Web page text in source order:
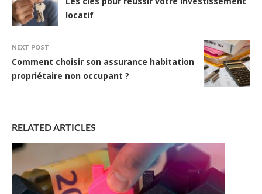
locatif
NEXT POST
Comment choisir son assurance habitation
propriétaire non occupant ?
RELATED ARTICLES